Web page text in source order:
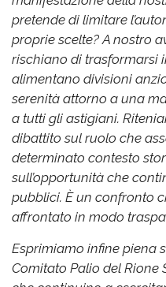
pretende di limitare
proprie scelte?A nostro
rischiano di trasformarsi
alimentano divisioni
serenità attorno a una
a tutti gli astigiani.
dibattito sul ruolo che
determinato contesto
sull’opportunità che
pubblici. È un confronto
affrontato in modo
Esprimiamo infine piena
Comitato Palio del Rione